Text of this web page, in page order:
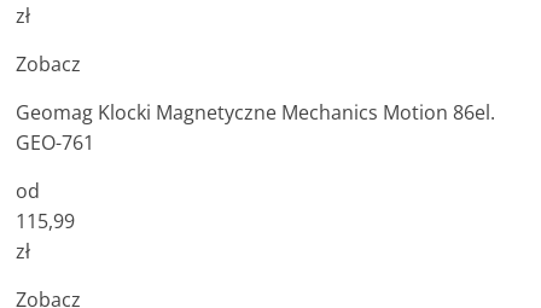
zł
Zobacz
Geomag Klocki Magnetyczne Mechanics Motion 86el.
GEO-761
od
115,99
zł
Zobacz